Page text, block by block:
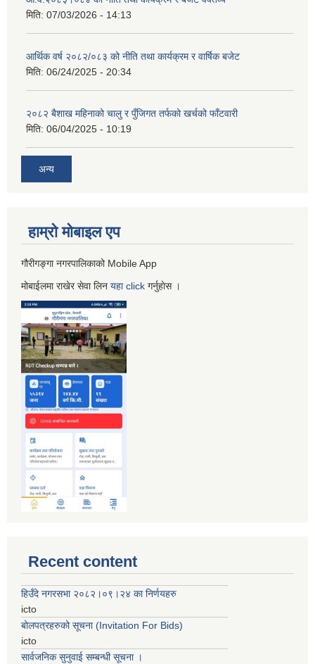
मिति: 07/03/2026 - 14:13
आर्थिक वर्ष २०८२/०८३ को नीति तथा कार्यक्रम र वार्षिक बजेट
मिति: 06/24/2025 - 20:34
२०८२ बैशाख महिनाको चालु र पुँजिगत तर्फको खर्चको फाँटवारी
मिति: 06/04/2025 - 10:19
अन्य
हाम्रो माेबाइल एप
गौरीगङ्गा नगरपालिकाको Mobile App
मोबाईलमा राखेर सेवा लिन यहाclick गर्नुहाेस ।
Recent content
हिउँदे नगरसभा २०८२।०९।२४ का निर्णयहरु
icto
बोलपत्रहरुको सूचना (Invitation For Bids)
icto
सार्वजनिक सुनुवाई सम्बन्धी सूचना ।